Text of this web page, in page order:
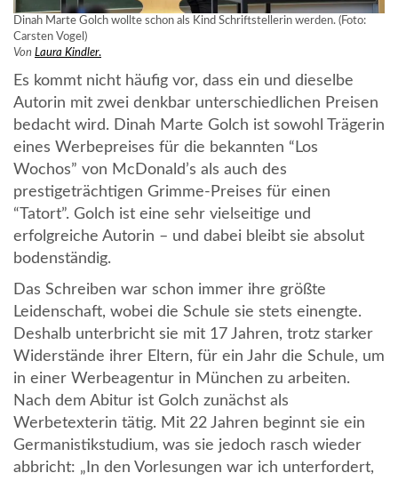
Dinah Marte Golch wollte schon als Kind Schriftstellerin werden. (Foto:
Carsten Vogel)
Von Laura Kindler.
Es kommt nicht häufig vor, dass ein und dieselbe
Autorin mit zwei denkbar unterschiedlichen Preisen
bedacht wird. Dinah Marte Golch ist sowohl Trägerin
eines Werbepreises für die bekannten “Los
Wochos” von McDonald’s als auch des
prestigeträchtigen Grimme-Preises für einen
“Tatort”. Golch ist eine sehr vielseitige und
erfolgreiche Autorin – und dabei bleibt sie absolut
bodenständig.
Das Schreiben war schon immer ihre größte
Leidenschaft, wobei die Schule sie stets einengte.
Deshalb unterbricht sie mit 17 Jahren, trotz starker
Widerstände ihrer Eltern, für ein Jahr die Schule, um
in einer Werbeagentur in München zu arbeiten.
Nach dem Abitur ist Golch zunächst als
Werbetexterin tätig. Mit 22 Jahren beginnt sie ein
Germanistikstudium, was sie jedoch rasch wieder
abbricht: „In den Vorlesungen war ich unterfordert,